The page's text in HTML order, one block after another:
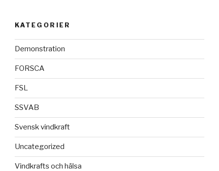
KATEGORIER
Demonstration
FORSCA
FSL
SSVAB
Svensk vindkraft
Uncategorized
Vindkrafts och hälsa